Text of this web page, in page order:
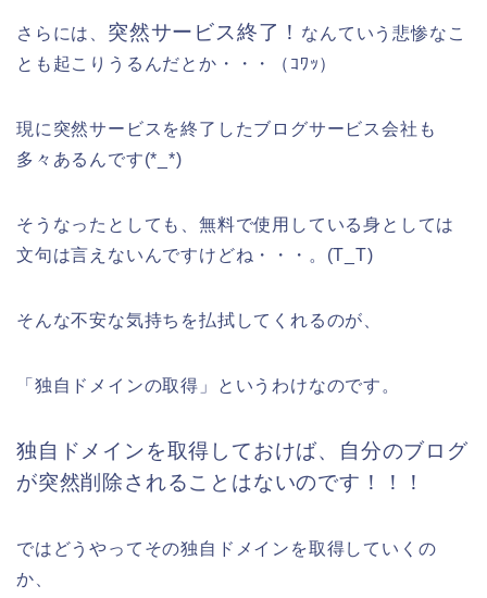
さらには、 突然サービス終了！ なんていう悲惨なこ
とも起こりうるんだとか・・・（ｺﾜｯ）
現に突然サービスを終了したブログサービス会社も
多々あるんです(*_*)
そうなったとしても、無料で使用している身としては
文句は言えないんですけどね・・・。(T_T)
そんな不安な気持ちを払拭してくれるのが、
「独自ドメインの取得」というわけなのです。
独自ドメインを取得しておけば、自分のブログ
が突然削除されることはないのです！！！
ではどうやってその独自ドメインを取得していくの
か、